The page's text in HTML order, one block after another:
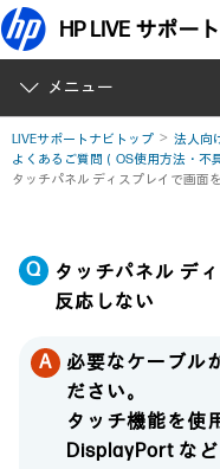
HP LIVE サポー
メニュー
LIVEサポートナビトップ
法人向
よくあるご質問（OS使用方法・不
タッチパネル ディスプレイで画面
タッチパネル デ
反応しない
必要なケーブル
ださい。
タッチ機能を使
DisplayPort な